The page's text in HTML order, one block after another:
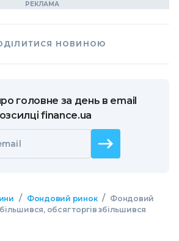
НОВИНОЮ
головне за день в email
finance.ua
/ Фондовий ринок / Фондовий
обсяг торгів збільшився